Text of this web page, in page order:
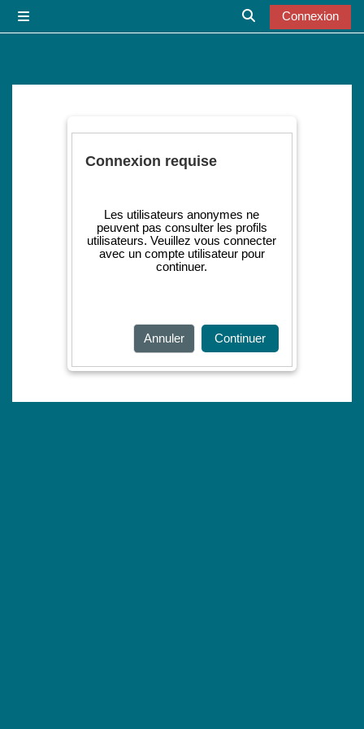
Activer/désactiver
Connexion
Connexion requise
Les utilisateurs anonymes ne
peuvent pas consulter les profils
utilisateurs. Veuillez vous connecter
avec un compte utilisateur pour
continuer.
Annuler Continuer